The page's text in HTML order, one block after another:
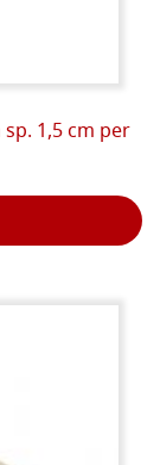
1,5 cm per